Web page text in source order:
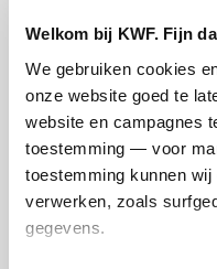
Welkom bij KWF. Fijn
We gebruiken cookies
onze website goed te
website en campagnes
toestemming — voor
toestemming kunnen
verwerken, zoals
gegevens.
Ik wil
en betaal €0.75